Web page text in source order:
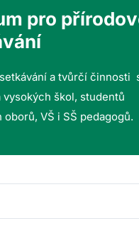
pro
a tvůrčí činnosti
vysokých škol, studentů
VŠ i SŠ pedagogů.